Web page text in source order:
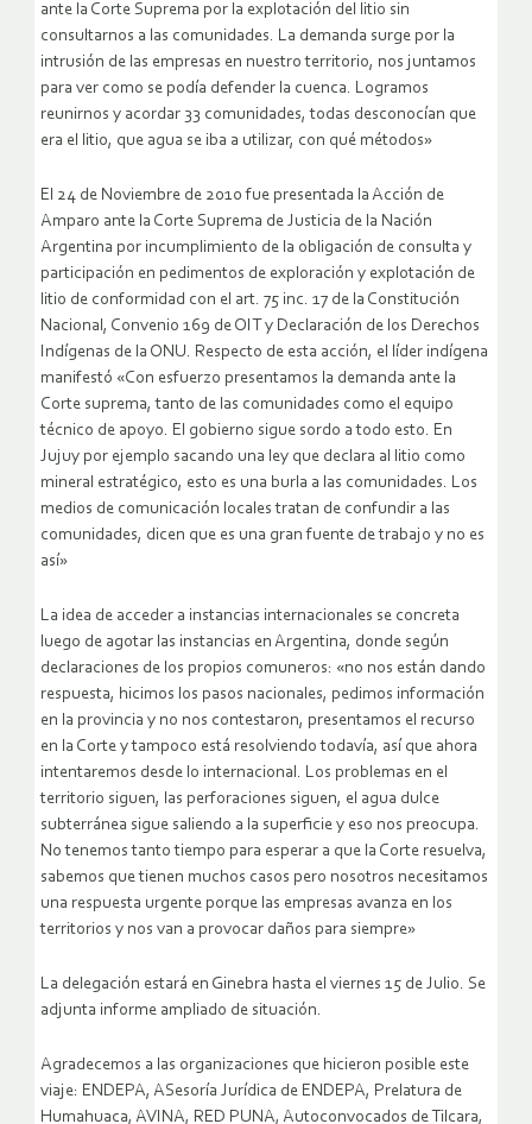
ante la Corte Suprema por la explotación del litio sin
consultarnos a las comunidades. La demanda surge por la
intrusión de las empresas en nuestro territorio, nos juntamos
para ver como se podía defender la cuenca. Logramos
reunirnos y acordar 33 comunidades, todas desconocían que
era el litio, que agua se iba a utilizar, con qué métodos»
El 24 de Noviembre de 2010 fue presentada la Acción de
Amparo ante la Corte Suprema de Justicia de la Nación
Argentina por incumplimiento de la obligación de consulta y
participación en pedimentos de exploración y explotación de
litio de conformidad con el art. 75 inc. 17 de la Constitución
Nacional, Convenio 169 de OIT y Declaración de los Derechos
Indígenas de la ONU. Respecto de esta acción, el líder indígena
manifestó «Con esfuerzo presentamos la demanda ante la
Corte suprema, tanto de las comunidades como el equipo
técnico de apoyo. El gobierno sigue sordo a todo esto. En
Jujuy por ejemplo sacando una ley que declara al litio como
mineral estratégico, esto es una burla a las comunidades. Los
medios de comunicación locales tratan de confundir a las
comunidades, dicen que es una gran fuente de trabajo y no es
así»
La idea de acceder a instancias internacionales se concreta
luego de agotar las instancias en Argentina, donde según
declaraciones de los propios comuneros: «no nos están dando
respuesta, hicimos los pasos nacionales, pedimos información
en la provincia y no nos contestaron, presentamos el recurso
en la Corte y tampoco está resolviendo todavía, así que ahora
intentaremos desde lo internacional. Los problemas en el
territorio siguen, las perforaciones siguen, el agua dulce
subterránea sigue saliendo a la superficie y eso nos preocupa.
No tenemos tanto tiempo para esperar a que la Corte resuelva,
sabemos que tienen muchos casos pero nosotros necesitamos
una respuesta urgente porque las empresas avanza en los
territorios y nos van a provocar daños para siempre»
La delegación estará en Ginebra hasta el viernes 15 de Julio. Se
adjunta informe ampliado de situación.
Agradecemos a las organizaciones que hicieron posible este
viaje: ENDEPA, ASesoría Jurídica de ENDEPA, Prelatura de
Humahuaca, AVINA, RED PUNA, Autoconvocados de Tilcara,